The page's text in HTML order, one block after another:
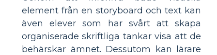
element från en storyboard och text kan
även elever som har svårt att skapa
organiserade skriftliga tankar visa att de
behärskar ämnet. Dessutom kan lärare